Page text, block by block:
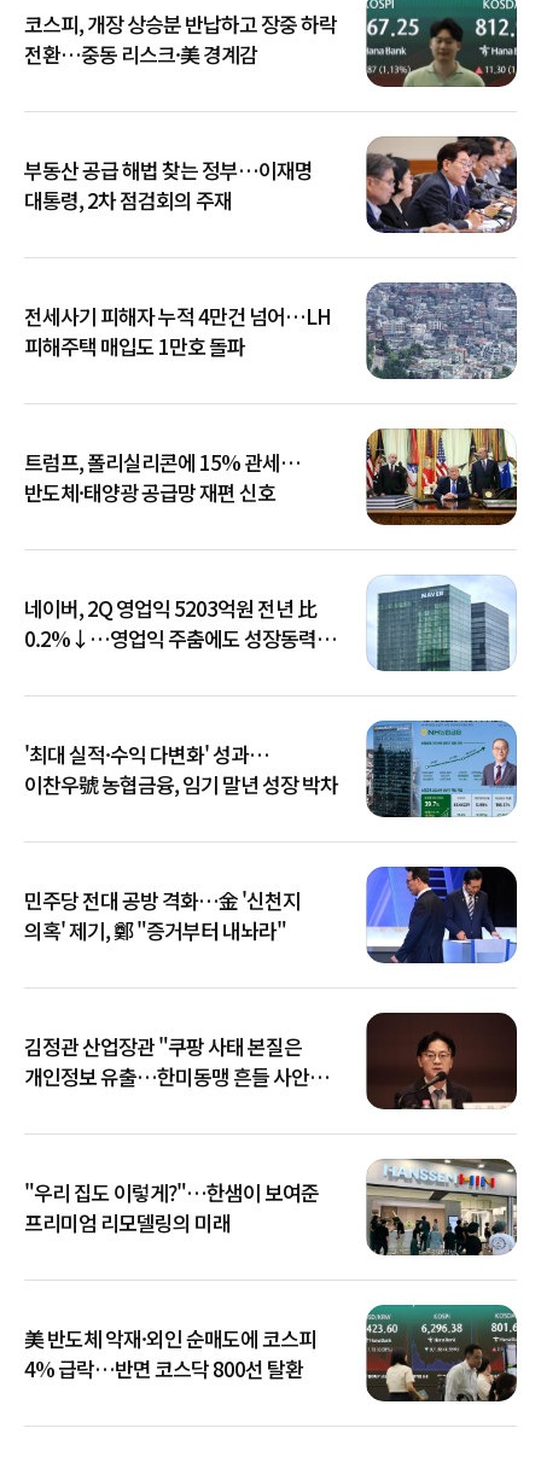
코스피, 개장 상승분 반납하고 장중 하락
전환…중동 리스크·美 경계감
부동산 공급 해법 찾는 정부…이재명
대통령, 2차 점검회의 주재
전세사기 피해자 누적 4만건 넘어…LH
피해주택 매입도 1만호 돌파
트럼프, 폴리실리콘에 15% 관세…
반도체·태양광 공급망 재편 신호
네이버, 2Q 영업익 5203억원 전년 比
0.2%↓…영업익 주춤에도 성장동력
'최대 실적·수익 다변화' 성과…
이찬우號 농협금융, 임기 말년 성장 박차
민주당 전대 공방 격화…金 '신천지
의혹' 제기, 鄭 "증거부터 내놔라"
김정관 산업장관 "쿠팡 사태 본질은
개인정보 유출…한미동맹 흔들 사안
"우리 집도 이렇게?"…한샘이 보여준
프리미엄 리모델링의 미래
美 반도체 악재·외인 순매도에 코스피
4% 급락…반면 코스닥 800선 탈환